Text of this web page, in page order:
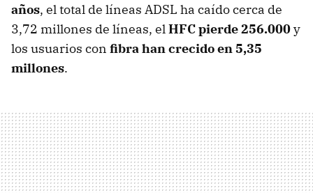
años, el total de líneas ADSL ha caído cerca de
3,72 millones de líneas, el HFC pierde 256.000y
los usuarios con fibra han crecido en 5,35
millones.